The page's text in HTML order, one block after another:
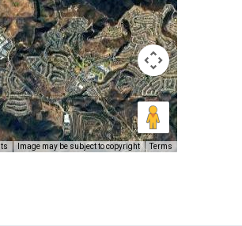
Image may be subject to copyright Terms